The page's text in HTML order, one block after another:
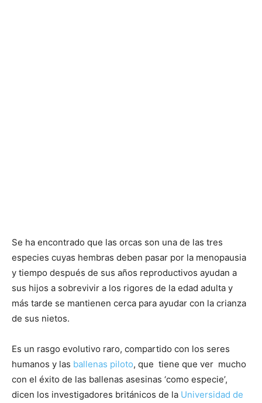
Se ha encontrado que las orcas son una de las tres
especies cuyas hembras deben pasar por la menopausia
y tiempo después de sus años reproductivos ayudan a
sus hijos a sobrevivir a los rigores de la edad adulta y
más tarde se mantienen cerca para ayudar con la crianza
de sus nietos.
Es un rasgo evolutivo raro, compartido con los seres
humanos y las ballenas piloto, que tiene que ver mucho
con el éxito de las ballenas asesinas ‘como especie’,
dicen los investigadores británicos de la Universidad de